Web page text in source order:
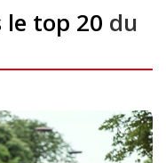
le top 20 du